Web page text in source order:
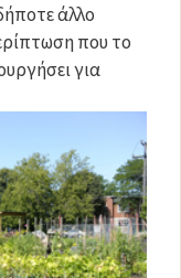
άλλο
που το
για